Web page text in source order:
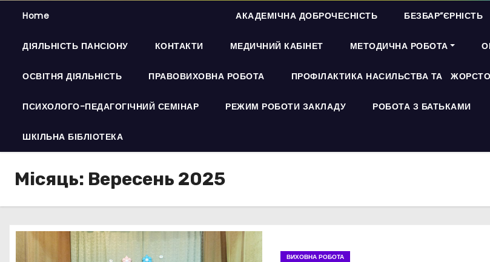
Home АКАДЕМІЧНА ДОБРОЧЕСНІСТЬ БЕЗБАР”ЄРНІСТЬ
ДІЯЛЬНІСТЬ ПАНСІОНУ КОНТАКТИ МЕДИЧНИЙ КАБІНЕТ МЕТОДИЧНА РОБОТА
ОСВІТНЯ ДІЯЛЬНІСТЬ ПРАВОВИХОВНА РОБОТА ПРОФІЛАКТИКА НАСИЛЬСТВА ТА
ПСИХОЛОГО-ПЕДАГОГІЧНИЙ СЕМІНАР РЕЖИМ РОБОТИ ЗАКЛАДУ РОБОТА З БАТЬКАМИ
ШКІЛЬНА БІБЛІОТЕКА
Місяць: Вересень 2025
ВИХОВНА РОБОТА